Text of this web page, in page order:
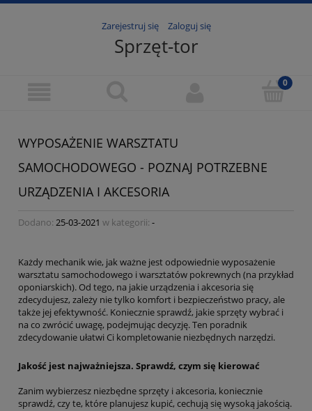
Zarejestruj się Zaloguj się
Sprzęt-tor
WYPOSAŻENIE WARSZTATU
SAMOCHODOWEGO - POZNAJ POTRZEBNE
URZĄDZENIA I AKCESORIA
Dodano: 25-03-2021 w kategorii: -
Każdy mechanik wie, jak ważne jest odpowiednie wyposażenie
warsztatu samochodowego i warsztatów pokrewnych (na przykład
oponiarskich). Od tego, na jakie urządzenia i akcesoria się
zdecydujesz, zależy nie tylko komfort i bezpieczeństwo pracy, ale
także jej efektywność. Koniecznie sprawdź, jakie sprzęty wybrać i
na co zwrócić uwagę, podejmując decyzję. Ten poradnik
zdecydowanie ułatwi Ci kompletowanie niezbędnych narzędzi.
Jakość jest najważniejsza. Sprawdź, czym się kierować
Zanim wybierzesz niezbędne sprzęty i akcesoria, koniecznie
sprawdź, czy te, które planujesz kupić, cechują się wysoką jakością.